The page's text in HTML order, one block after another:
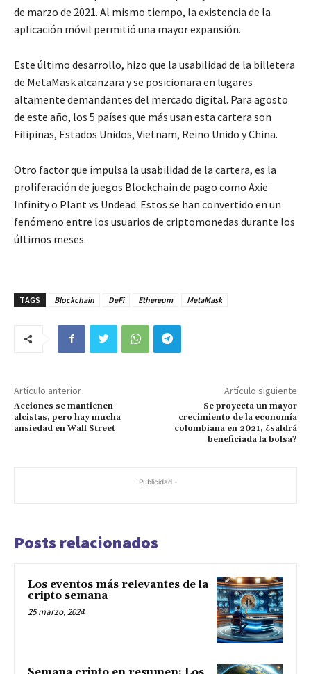
de marzo de 2021. Al mismo tiempo, la existencia de la
aplicación móvil permitió una mayor expansión.
Este último desarrollo, hizo que la usabilidad de la billetera
de MetaMask alcanzara y se posicionara en lugares
altamente demandantes del mercado digital. Para agosto
de este año, los 5 países que más usan esta cartera son
Filipinas, Estados Unidos, Vietnam, Reino Unido y China.
Otro factor que impulsa la usabilidad de la cartera, es la
proliferación de juegos Blockchain de pago como Axie
Infinity o Plant vs Undead. Estos se han convertido en un
fenómeno entre los usuarios de criptomonedas durante los
últimos meses.
TAGS Blockchain DeFi Ethereum MetaMask
Artículo anterior
Acciones se mantienen
alcistas, pero hay mucha
ansiedad en Wall Street
Artículo siguiente
Se proyecta un mayor
crecimiento de la economía
colombiana en 2021, ¿saldrá
beneficiada la bolsa?
- Publicidad -
Posts relacionados
Los eventos más relevantes de la
cripto semana
25 marzo, 2024